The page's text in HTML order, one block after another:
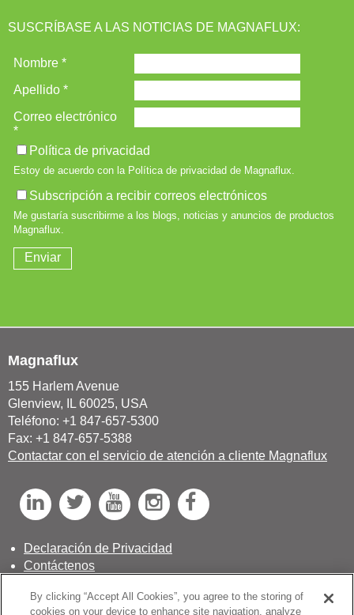
SUSCRÍBASE A LAS NOTICIAS DE MAGNAFLUX:
Magnaflux
155 Harlem Avenue
Glenview, IL 60025, USA
Teléfono: +1 847-657-5300
Fax: +1 847-657-5388
Contactar con el servicio de atención a cliente Magnaflux
L
i
n
k
e
T
i
t
t
Y
o
u
T
u
I
n
s
t
a
F
a
e
b
Declaración de Privacidad
Contáctenos
Términos y condiciones de venta
By clicking “Accept All Cookies”, you agree to the storing of
cookies on your device to enhance site navigation, analyze